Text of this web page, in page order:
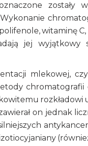
zostały
witaminę
jej
mlekowej,
chromatografii
on jednak